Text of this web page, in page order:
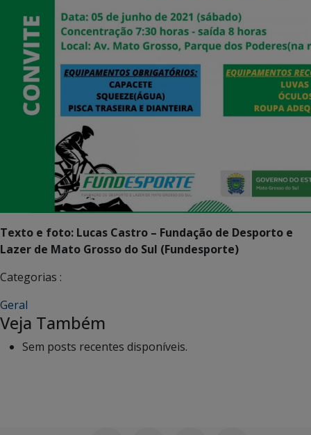
Texto e foto: Lucas Castro – Fundação de Desporto e
Lazer de Mato Grosso do Sul (Fundesporte)
Categorias :
Geral
Veja Também
Sem posts recentes disponíveis.